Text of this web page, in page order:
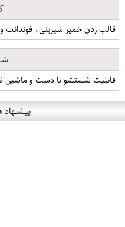
قالب زدن خمیر شیرینی، فوندانت
قابلیت شستشو با دست و ماشین
پیشنهاد